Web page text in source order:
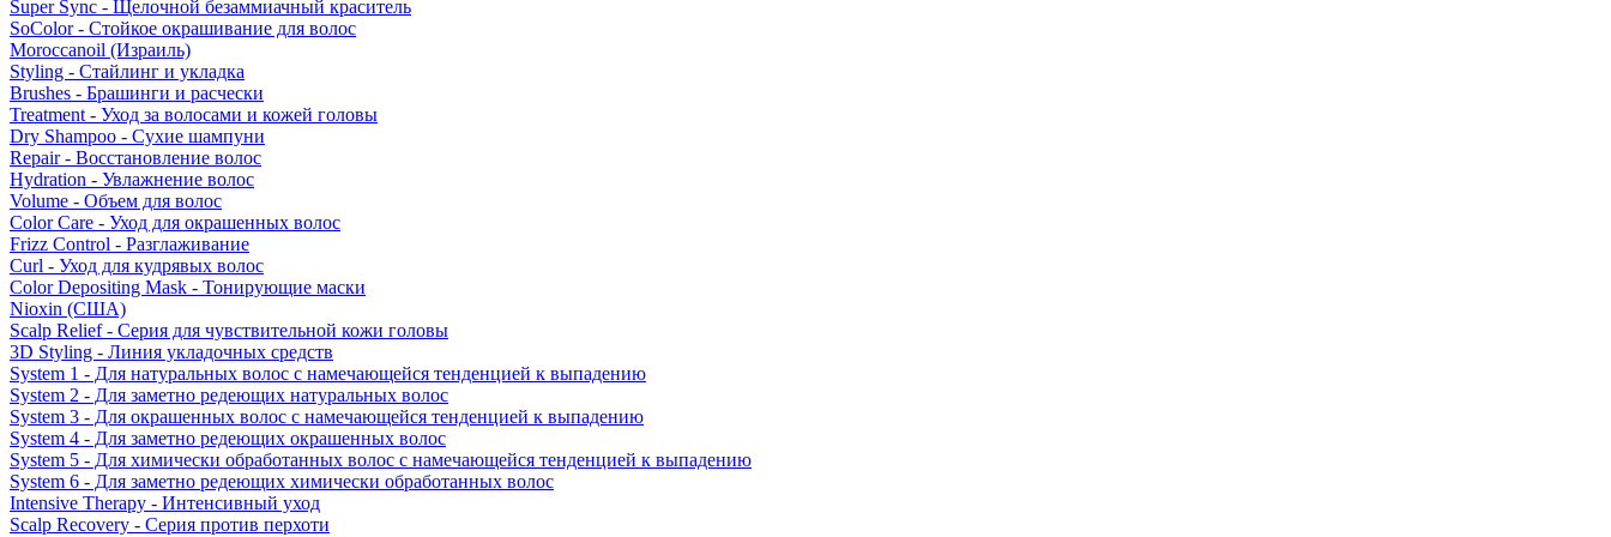
Super Sync - Щелочной безаммиачный краситель
SoColor - Стойкое окрашивание для волос
Moroccanoil (Израиль)
Styling - Стайлинг и укладка
Brushes - Брашинги и расчески
Treatment - Уход за волосами и кожей головы
Dry Shampoo - Сухие шампуни
Repair - Восстановление волос
Hydration - Увлажнение волос
Volume - Объем для волос
Color Care - Уход для окрашенных волос
Frizz Control - Разглаживание
Curl - Уход для кудрявых волос
Color Depositing Mask - Тонирующие маски
Nioxin (США)
Scalp Relief - Серия для чувствительной кожи головы
3D Styling - Линия укладочных средств
System 1 - Для натуральных волос с намечающейся тенденцией к выпадению
System 2 - Для заметно редеющих натуральных волос
System 3 - Для окрашенных волос с намечающейся тенденцией к выпадению
System 4 - Для заметно редеющих окрашенных волос
System 5 - Для химически обработанных волос с намечающейся тенденцией к выпадению
System 6 - Для заметно редеющих химически обработанных волос
Intensive Therapy - Интенсивный уход
Scalp Recovery - Серия против перхоти